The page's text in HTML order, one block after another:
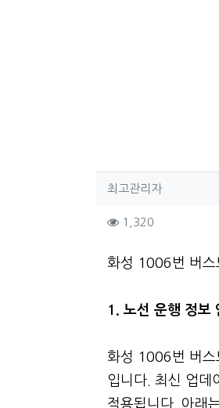
작성자 정보
최고관리자작성
컨텐츠 정보
1,320
본문
화성 1006번 버스
1. 노선 운행 정보
화성 1006번 버스
입니다. 최신 업데
적용됩니다. 아래